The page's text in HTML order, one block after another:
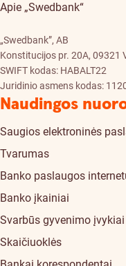
Apie „Swedbank“
„Swedbank”, AB
Konstitucijos pr. 20A, 09321
SWIFT kodas: HABALT22
Juridinio asmens kodas:
Naudingos
Saugios elektroninės
Tvarumas
Banko paslaugos
Banko įkainiai
Svarbūs gyvenimo
Skaičiuoklės